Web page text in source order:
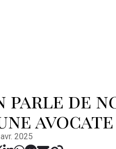
parle de
2025